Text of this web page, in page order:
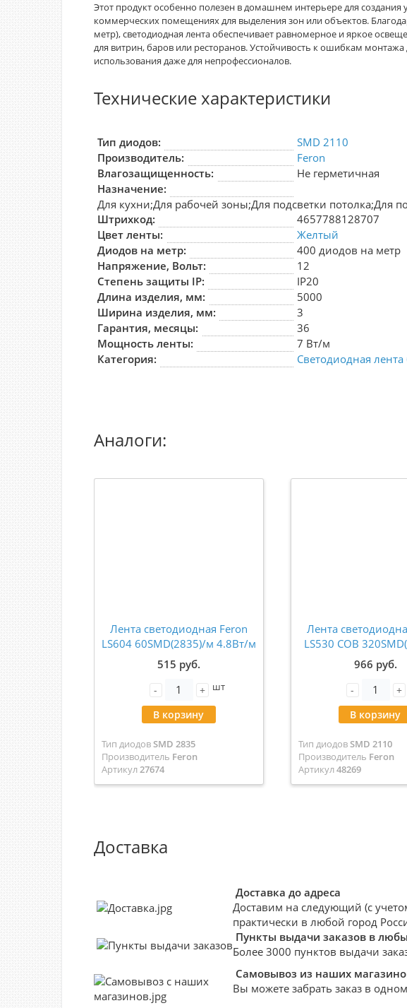
Этот продукт особенно полезен в домашнем интерьере для
коммерческих помещениях для выделения зон или объектов.
метр), светодиодная лента обеспечивает равномерное и яркое
для витрин, баров или ресторанов. Устойчивость к ошибкам монтажа
использования даже для непрофессионалов.
Технические характеристики
Тип диодов:
SMD 2110
Производитель:
Feron
Влагозащищенность:
Не герметичная
Назначение:
Для кухни;Для рабочей зоны;Для подсветки потолка;Для
Штрихкод:
4657788128707
Цвет ленты:
Желтый
Диодов на метр:
400 диодов на метр
Напряжение, Вольт:
12
Степень защиты IP:
IP20
Длина изделия, мм:
5000
Ширина изделия, мм:
3
Гарантия, месяцы:
36
Мощность ленты:
7 Вт/м
Категория:
Светодиодная лента
Аналоги:
Лента светодиодная Feron
LS604 60SMD(2835)/м 4.8Вт/м
12V желтый IP65 5 метров
27674
515 руб.
- + шт
В корзину
Тип диодовSMD 2835
Производитель Feron
Артикул27674
Лента
LS530 COB
8Вт/м 24V желтый
метров 48269
966 руб.
- +
В корзину
Тип диодовSMD 2110
Производитель Feron
Артикул48269
Доставка
Доставка до адреса
Доставим на следующий (с
практически в любой город
Пункты выдачи заказов в
Более 3000 пунктов выдачи
Самовывоз из наших
Вы можете забрать заказ в